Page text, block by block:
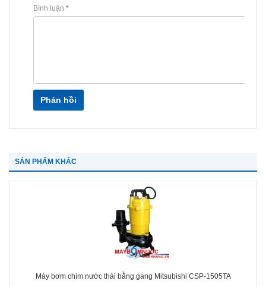
Bình luận *
Phản hồi
SẢN PHẨM KHÁC
Máy bơm chìm nước thải bằng gang Mitsubishi CSP-1505TA